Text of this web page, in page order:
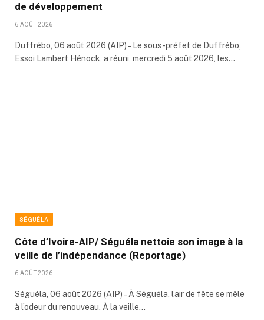
de développement
6 AOÛT 2026
Duffrébo, 06 août 2026 (AIP) – Le sous-préfet de Duffrébo,
Essoi Lambert Hénock, a réuni, mercredi 5 août 2026, les…
SÉGUÉLA
Côte d’Ivoire-AIP/ Séguéla nettoie son image à la
veille de l’indépendance (Reportage)
6 AOÛT 2026
Séguéla, 06 août 2026 (AIP) – À Séguéla, l’air de fête se mêle
à l’odeur du renouveau. À la veille…